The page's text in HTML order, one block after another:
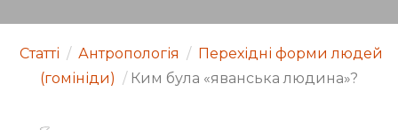
Статті / Антропологія / Перехідні форми людей
(гомініди) / Ким була «яванська людина»?